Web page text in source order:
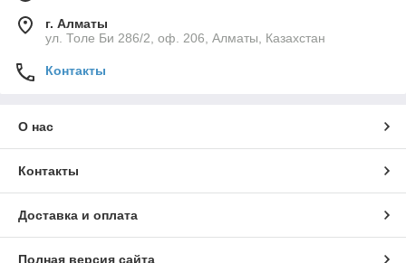
г. Алматы
ул. Толе Би 286/2, оф. 206, Алматы, Казахстан
Контакты
О нас
Контакты
Доставка и оплата
Полная версия сайта